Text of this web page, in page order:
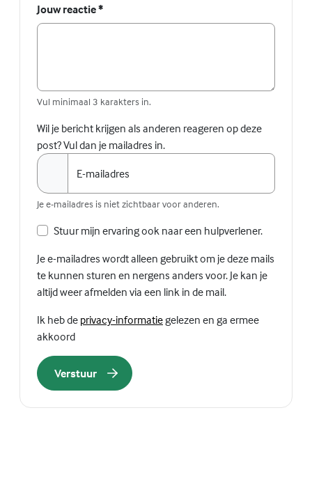
Jouw reactie*
Vul minimaal 3 karakters in.
Wil je bericht krijgen als anderen reageren op deze
post? Vul dan je mailadres in.
E-mailadres
Je e-mailadres is niet zichtbaar voor anderen.
Stuur mijn ervaring ook naar een hulpverlener.
Je e-mailadres wordt alleen gebruikt om je deze mails
te kunnen sturen en nergens anders voor. Je kan je
altijd weer afmelden via een link in de mail.
Ik heb de privacy-informatie(Externe link)
gelezen en ga ermee
akkoord
Verstuur